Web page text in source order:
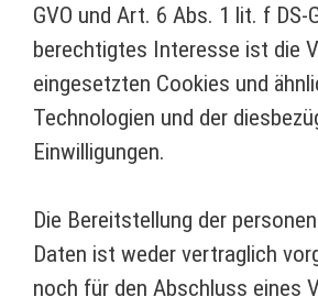
GVO und Art. 6 Abs. 1 lit. f DS-
berechtigtes Interesse ist die
eingesetzten Cookies und
Technologien und der
Einwilligungen.
Die Bereitstellung der
Daten ist weder vertraglich
noch für den Abschluss eines